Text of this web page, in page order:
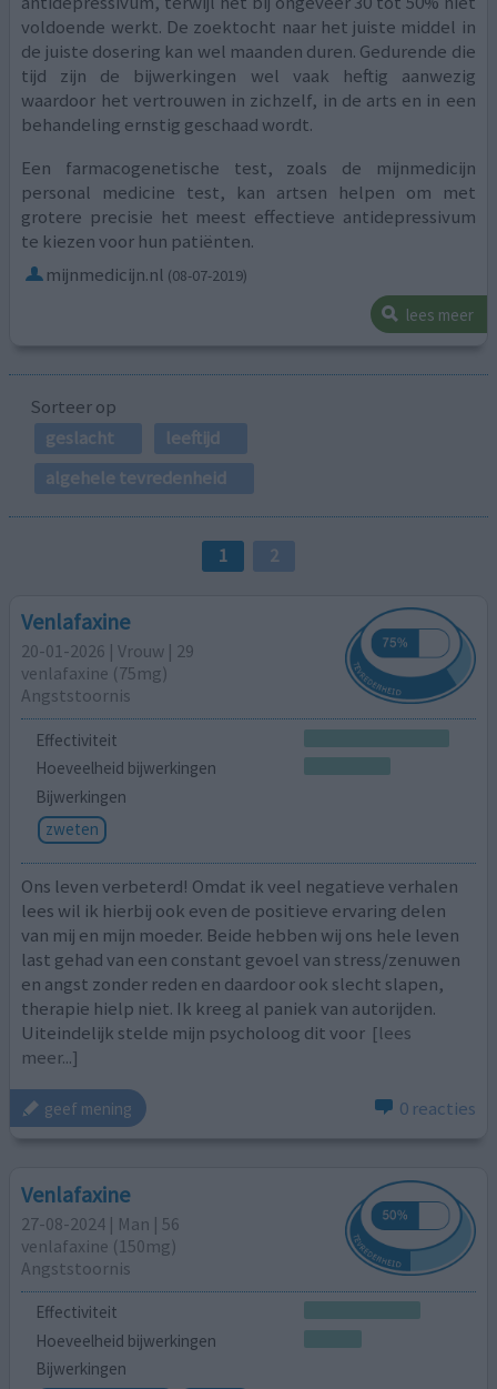
voldoende werkt. De zoektocht naar het juiste middel in
de juiste dosering kan wel maanden duren. Gedurende die
tijd zijn de bijwerkingen wel vaak heftig aanwezig
waardoor het vertrouwen in zichzelf, in de arts en in een
behandeling ernstig geschaad wordt.
Een farmacogenetische test, zoals de mijnmedicijn
personal medicine test, kan artsen helpen om met
grotere precisie het meest effectieve antidepressivum
te kiezen voor hun patiënten.
mijnmedicijn.nl (08-07-2019)
lees meer
Sorteer op
geslacht
leeftijd
algehele tevredenheid
1 2
Venlafaxine
20-01-2026 | Vrouw | 29
venlafaxine (75mg)
Angststoornis
Effectiviteit
Hoeveelheid bijwerkingen
Bijwerkingen
zweten
Ons leven verbeterd! Omdat ik veel negatieve verhalen
lees wil ik hierbij ook even de positieve ervaring delen
van mij en mijn moeder. Beide hebben wij ons hele leven
last gehad van een constant gevoel van stress/zenuwen
en angst zonder reden en daardoor ook slecht slapen,
therapie hielp niet. Ik kreeg al paniek van autorijden.
Uiteindelijk stelde mijn psycholoog dit voor [lees
meer...]
geef mening 0 reacties
Venlafaxine
27-08-2024 | Man | 56
venlafaxine (150mg)
Angststoornis
Effectiviteit
Hoeveelheid bijwerkingen
Bijwerkingen